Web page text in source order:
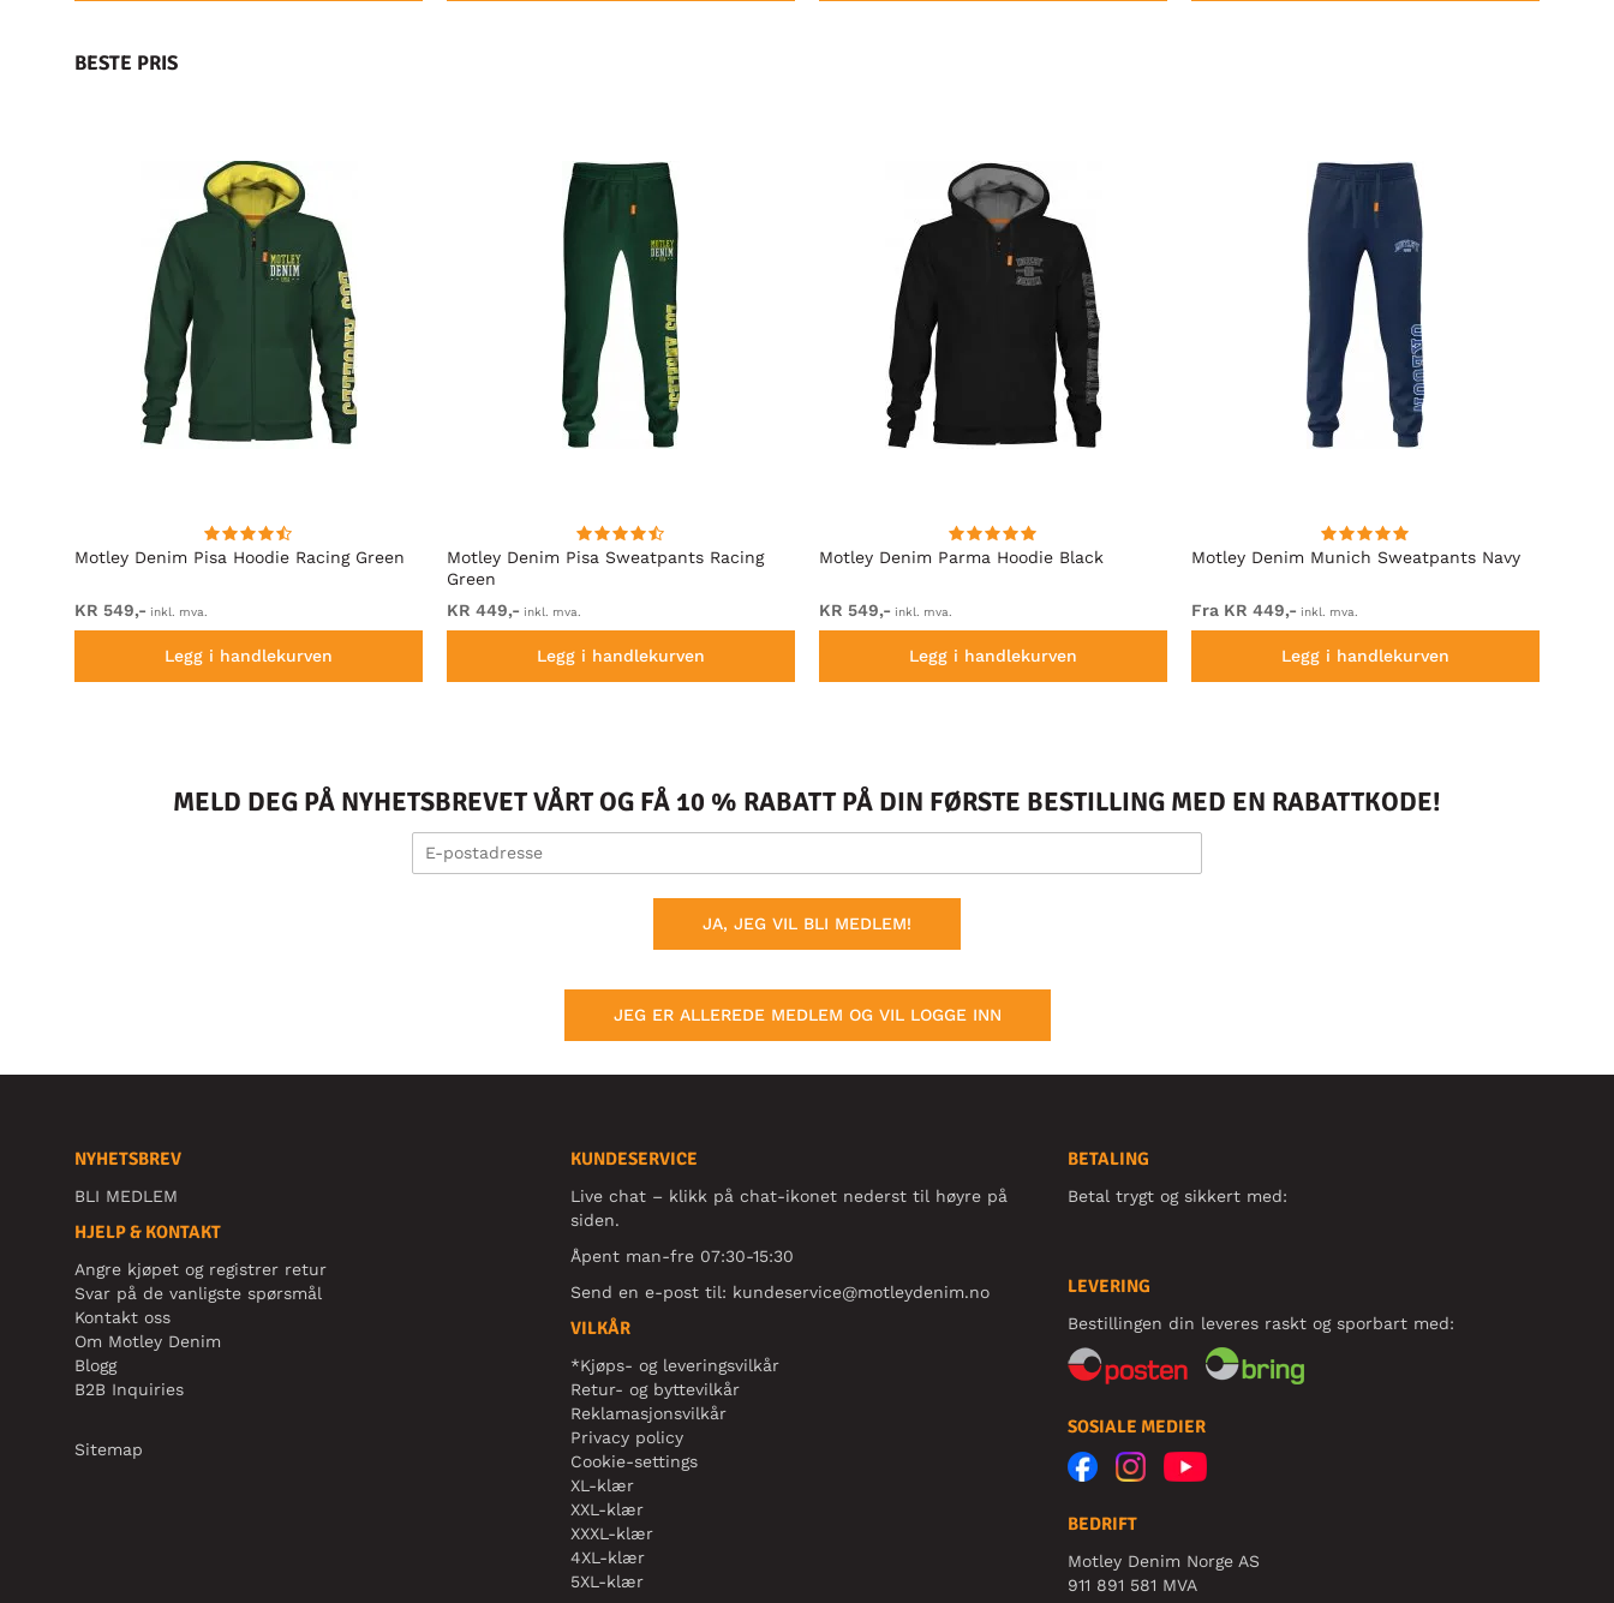
BESTE PRIS
Motley Denim Pisa Hoodie Racing Green
KR 549,- inkl. mva.
Legg i handlekurven
Motley Denim Pisa Sweatpants Racing
Green
KR 449,- inkl. mva.
Legg i handlekurven
Motley Denim Parma Hoodie Black
KR 549,- inkl. mva.
Legg i handlekurven
Motley Denim Munich Sweatpants Navy
Fra KR 449,- inkl. mva.
Legg i handlekurven
MELD DEG PÅ NYHETSBREVET VÅRT OG FÅ 10 % RABATT PÅ DIN FØRSTE BESTILLING MED EN RABATTKODE!
JA, JEG VIL BLI MEDLEM!
JEG ER ALLEREDE MEDLEM OG VIL LOGGE INN
NYHETSBREV
BLI MEDLEM
HJELP & KONTAKT
Angre kjøpet og registrer retur
Svar på de vanligste spørsmål
Kontakt oss
Om Motley Denim
Blogg
B2B Inquiries
Sitemap
KUNDESERVICE
Live chat – klikk på chat-ikonet nederst til høyre på
siden.
Åpent man-fre 07:30-15:30
Send en e-post til: kundeservice@motleydenim.no
VILKÅR
*Kjøps- og leveringsvilkår
Retur- og byttevilkår
Reklamasjonsvilkår
Privacy policy
Cookie-settings
XL-klær
XXL-klær
XXXL-klær
4XL-klær
5XL-klær
BETALING
Betal trygt og sikkert med:
LEVERING
Bestillingen din leveres raskt og sporbart med:
SOSIALE MEDIER
BEDRIFT
Motley Denim Norge AS
911 891 581 MVA